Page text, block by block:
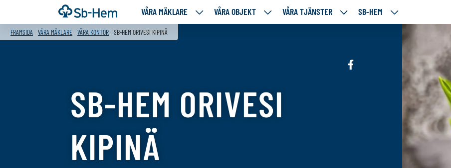
Till
innehållet
Framsida VÅRA MÄKLARE
VÅRA VÅRA OBJEKT
VÅRA VÅRA TJÄNSTER
VÅRASB-HEM
SB-
HEM
NEDANSTÅENDE
FRAMSIDA VÅRA MÄKLARE VÅRA KONTOR SB-HEM ORIVESI KIPINÄ
Sociala
SB-HEM ORIVESI
KIPINÄ